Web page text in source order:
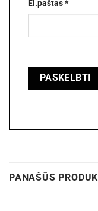
El.paštas*
PANAŠŪS